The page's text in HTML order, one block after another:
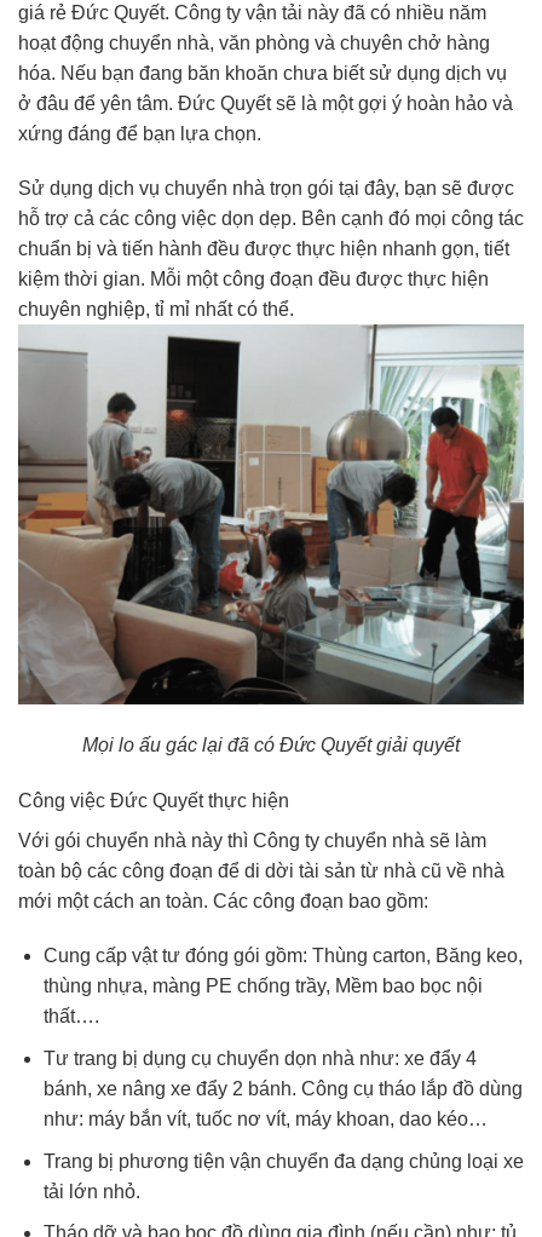
giá rẻ Đức Quyết. Công ty vận tải này đã có nhiều năm
hoạt động chuyển nhà, văn phòng và chuyên chở hàng
hóa. Nếu bạn đang băn khoăn chưa biết sử dụng dịch vụ
ở đâu để yên tâm. Đức Quyết sẽ là một gợi ý hoàn hảo và
xứng đáng để bạn lựa chọn.
Sử dụng dịch vụ chuyển nhà trọn gói tại đây, bạn sẽ được
hỗ trợ cả các công việc dọn dẹp. Bên cạnh đó mọi công tác
chuẩn bị và tiến hành đều được thực hiện nhanh gọn, tiết
kiệm thời gian. Mỗi một công đoạn đều được thực hiện
chuyên nghiệp, tỉ mỉ nhất có thể.
Mọi lo ấu gác lại đã có Đức Quyết giải quyết
Công việc Đức Quyết thực hiện
Với gói chuyển nhà này thì Công ty chuyển nhà sẽ làm
toàn bộ các công đoạn để di dời tài sản từ nhà cũ về nhà
mới một cách an toàn. Các công đoạn bao gồm:
Cung cấp vật tư đóng gói gồm: Thùng carton, Băng keo,
thùng nhựa, màng PE chống trầy, Mềm bao bọc nội
thất….
Tư trang bị dụng cụ chuyển dọn nhà như: xe đẩy 4
bánh, xe nâng xe đẩy 2 bánh. Công cụ tháo lắp đồ dùng
như: máy bắn vít, tuốc nơ vít, máy khoan, dao kéo…
Trang bị phương tiện vận chuyển đa dạng chủng loại xe
tải lớn nhỏ.